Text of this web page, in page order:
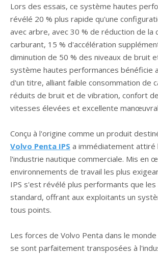
Lors des essais, ce système hautes
révélé 20 % plus rapide qu'une
avec arbre, avec 30 % de réduction de la
carburant, 15 % d'accélération
diminution de 50 % des niveaux de bruit
système hautes performances bénéficie
d'un titre, alliant faible consommation de
réduits de bruit et de vibration, confort
vitesses élevées et excellente
Conçu à l'origine comme un produit
Volvo Penta IPS a immédiatement attiré
l'industrie nautique commerciale. Mis en
environnements de travail les plus
IPS s'est révélé plus performants que
standard, offrant aux exploitants un
tous points.
Les forces de Volvo Penta dans le monde
se sont parfaitement transposées à